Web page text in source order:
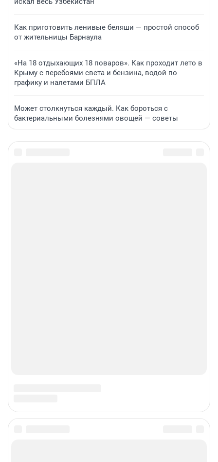
Как приготовить ленивые беляши — простой способ
от жительницы Барнаула
«На 18 отдыхающих 18 поваров». Как проходит лето в
Крыму с перебоями света и бензина, водой по
графику и налетами БПЛА
Может столкнуться каждый. Как бороться с
бактериальными болезнями овощей — советы